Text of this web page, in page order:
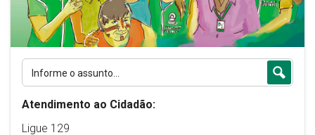
Atendimento ao Cidadão:
Ligue 129